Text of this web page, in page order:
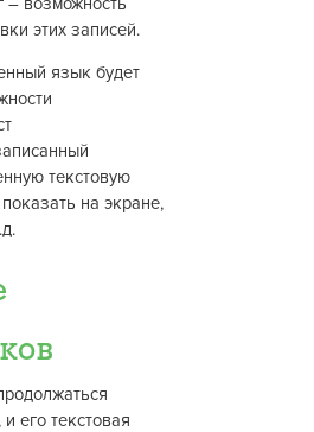
этих записей.
язык будет
текстовую
на экране,
его текстовая